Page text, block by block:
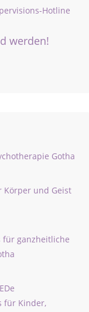
Hotline
werden!
Gotha
Körper und Geist
für ganzheitliche
für Kinder,